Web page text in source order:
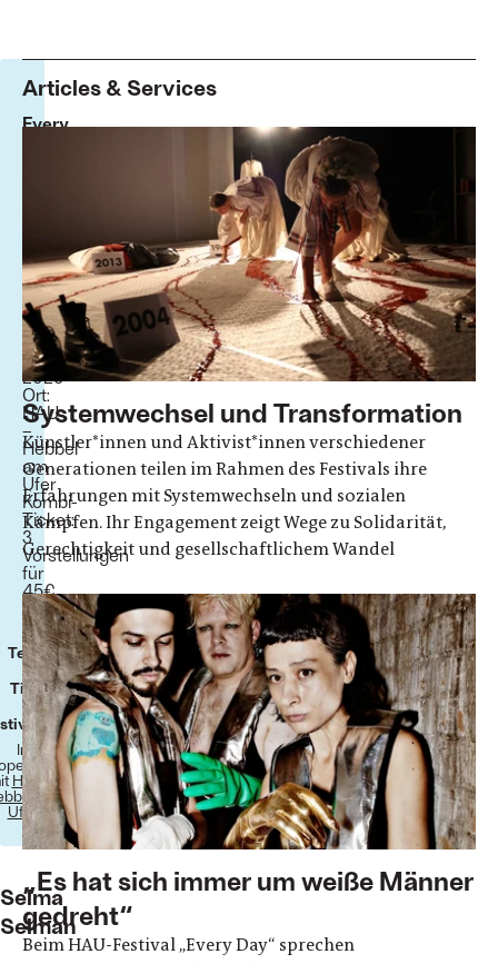
Every
Termine:
21.
bis
29.
März
2025
Ort:
HAU
–
Hebbel
am
Ufer
Kombi-
Ticket:
3
Vorstellungen
für
45€
[ermäßigt
25€]
Termine
Tickets
In
HAU –
am
Ufer
Selma
Selman
Articles & Services
Systemwechsel und Transformation
Künstler*innen und Aktivist*innen verschiedener
Generationen teilen im Rahmen des Festivals ihre
Erfahrungen mit Systemwechseln und sozialen
Kämpfen. Ihr Engagement zeigt Wege zu Solidarität,
Gerechtigkeit und gesellschaftlichem Wandel
„Es hat sich immer um weiße Männer
gedreht“
Beim HAU-Festival „Every Day“ sprechen